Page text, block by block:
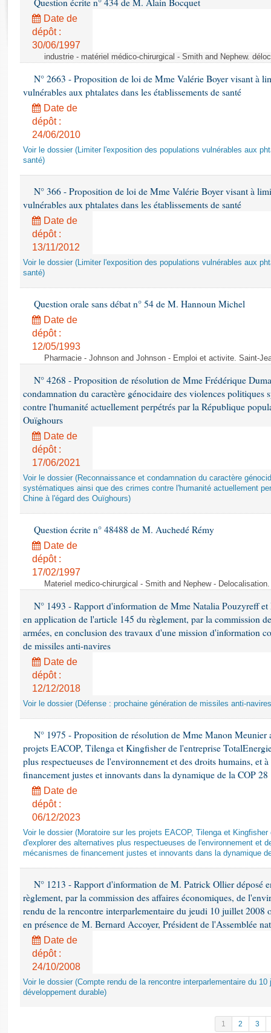
Rapports d'enquête
Rapports législatifs
Rapports sur l'application des lois
Baromètre de l’application des lois
Dossiers législatifs
Budget et sécurité sociale
Questions écrites et orales
Comptes rendus des débats
Question écrite n° 434 de M. Alain Bocquet
Date de
dépôt :
30/06/1997
industrie - matériel médico-chirurgical - Smith and Nephew.
N° 2663 - Proposition de loi de Mme Valérie Boyer visant à
vulnérables aux phtalates dans les établissements de santé
Date de
dépôt :
24/06/2010
Voir le dossier (Limiter l'exposition des populations vulnérables aux
santé)
N° 366 - Proposition de loi de Mme Valérie Boyer visant à
vulnérables aux phtalates dans les établissements de santé
Date de
dépôt :
13/11/2012
Voir le dossier (Limiter l'exposition des populations vulnérables aux
santé)
Question orale sans débat n° 54 de M. Hannoun Michel
Date de
dépôt :
12/05/1993
Pharmacie - Johnson and Johnson - Emploi et activite. Saint-
N° 4268 - Proposition de résolution de Mme Frédérique
condamnation du caractère génocidaire des violences politiques
contre l'humanité actuellement perpétrés par la République
Ouïghours
Date de
dépôt :
17/06/2021
Voir le dossier (Reconnaissance et condamnation du caractère
systématiques ainsi que des crimes contre l'humanité actuellement
Chine à l'égard des Ouïghours)
Question écrite n° 48488 de M. Auchedé Rémy
Date de
dépôt :
17/02/1997
Materiel medico-chirurgical - Smith and Nephew -
N° 1493 - Rapport d'information de Mme Natalia Pouzyreff
en application de l'article 145 du règlement, par la commission
armées, en conclusion des travaux d'une mission d'information
de missiles anti-navires
Date de
dépôt :
12/12/2018
Voir le dossier (Défense : prochaine génération de missiles anti-
N° 1975 - Proposition de résolution de Mme Manon Meunier
projets EACOP, Tilenga et Kingfisher de l'entreprise
plus respectueuses de l'environnement et des droits humains, et
financement justes et innovants dans la dynamique de la COP 28
Date de
dépôt :
06/12/2023
Voir le dossier (Moratoire sur les projets EACOP, Tilenga et
d'explorer des alternatives plus respectueuses de l'environnement et
mécanismes de financement justes et innovants dans la dynamique
N° 1213 - Rapport d'information de M. Patrick Ollier déposé
règlement, par la commission des affaires économiques, de
rendu de la rencontre interparlementaire du jeudi 10 juillet 2008
en présence de M. Bernard Accoyer, Président de l'Assemblée
Date de
dépôt :
24/10/2008
Voir le dossier (Compte rendu de la rencontre interparlementaire du
développement durable)
1 2 3